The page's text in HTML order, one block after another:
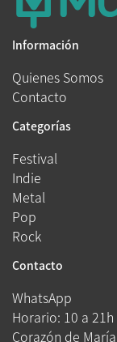
Información
Quienes Somos
Contacto
Categorías
Festival
Indie
Metal
Pop
Rock
Contacto
WhatsApp
Horario: 10 a 21h
Corazón de